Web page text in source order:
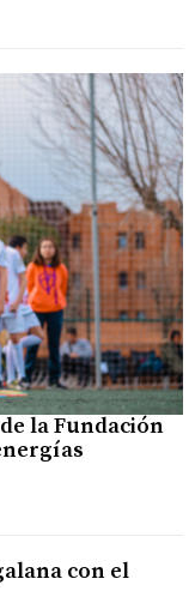
la Fundación
con el